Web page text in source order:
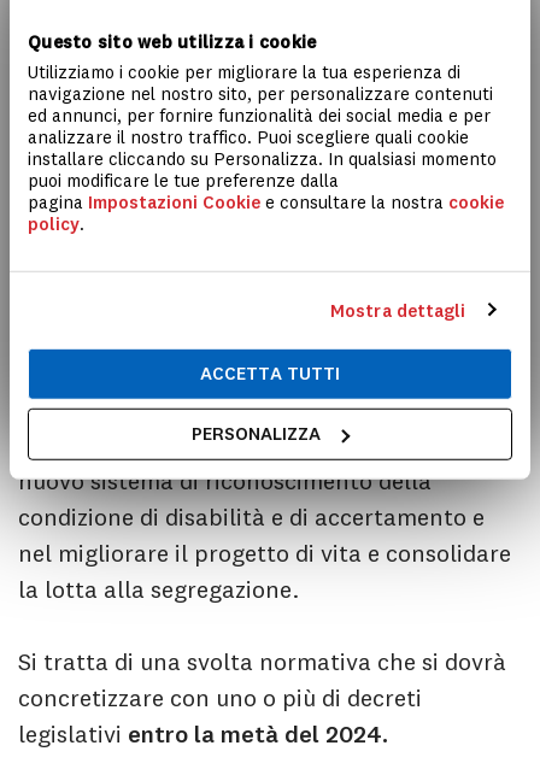
Questo sito web utilizza i cookie
Utilizziamo i cookie per migliorare la tua esperienza di
navigazione nel nostro sito, per personalizzare contenuti
ed annunci, per fornire funzionalità dei social media e per
analizzare il nostro traffico. Puoi scegliere quali cookie
installare cliccando su Personalizza. In qualsiasi momento
puoi modificare le tue preferenze dalla
pagina Impostazioni Cookie e consultare la nostra cookie
policy.
Mostra dettagli
ACCETTA TUTTI
PERSONALIZZA
fine del 2021 della legge 227 cosiddetta
Delega in materia di disabilità.
Una legge quadro che ha infatti l’obiettivo di
riorganizzare, razionalizzare e unificare in
un’unica procedura la disciplina in tema di
disabilità,semplificandoeattualizzando
provvedimenti e concetti già esistenti,
definizione stessa di disabilità.
Il fulcro della riforma consiste proprio in un
nuovo sistema di riconoscimento della
condizione di disabilità e di accertamento e
nel migliorare il progetto di vita e consolidare
la lotta alla segregazione.
Si tratta di una svolta normativa che si dovrà
concretizzare con uno o più di decreti
legislativi entro la metà del 2024.